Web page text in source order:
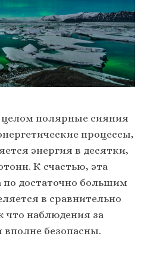
целом полярные сияния
процессы,
энергия в десятки,
К счастью, эта
по достаточно большим
в сравнительно
что наблюдения за
безопасны.